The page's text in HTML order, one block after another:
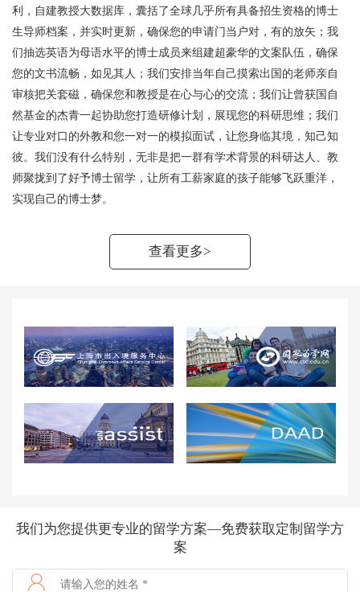
利，自建教授大数据库，囊括了全球几乎所有具备招生资格的博士
生导师档案，并实时更新，确保您的申请门当户对，有的放矢；我
们抽选英语为母语水平的博士成员来组建超豪华的文案队伍，确保
您的文书流畅，如见其人；我们安排当年自己摸索出国的老师亲自
审核把关套磁，确保您和教授是在心与心的交流；我们让曾获国自
然基金的杰青一起协助您打造研修计划，展现您的科研思维；我们
让专业对口的外教和您一对一的模拟面试，让您身临其境，知己知
彼。我们没有什么特别，无非是把一群有学术背景的科研达人、教
师聚拢到了好予博士留学，让所有工薪家庭的孩子能够飞跃重洋，
实现自己的博士梦。
查看更多>
我们为您提供更专业的留学方案—免费获取定制留学方
案